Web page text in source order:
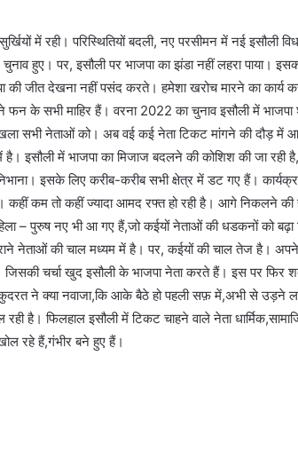
में रही। परिस्थितियों बदली, नए परसीमन में नई
हुए। पर, इसौली पर भाजपा का झंडा नहीं लहरा पाया।
की जीत देखना नहीं पसंद करते। हमेशा खरोच मारने का कार्य
के सभी माहिर हैं। वरना 2022 का चुनाव इसौली में भाजपा
सभी नेताओं को। अब वई कई नेता टिकट मांगने की दौड़ में आगे
है। इसौली में भाजपा का मिजाज बदलने की कोशिश की जा रही
इसके लिए करीब-करीब सभी क्षेत्र में डट गए हैं।
कम तो कहीं ज्यादा आमद रफ्त हो रही है। आगे निकलने की
– पुरुष नए भी आ गए हैं,जो कईयों नेताओं की धडकनों को
नेताओं की चाल मध्यम में है। पर, कईयों की चाल तेज है। अपने
जिसकी चर्चा खुद इसौली के भाजपा नेता करते हैं। इस पर फिर
ने क्या नवाजा,कि आके बैठे हो पहली सफ़ में,अभी से उड़ने
है। फिलहाल इसौली में टिकट चाहने वाले नेता
रहे हैं,गंभीर बने हुए हैं।